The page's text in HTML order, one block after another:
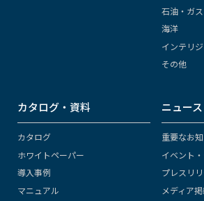
石油・ガス
海洋
インテリ
その他
カタログ・資料
カタログ
ホワイトペーパー
導入事例
マニュアル
ニュース
重要なお
イベント
プレスリ
メディア